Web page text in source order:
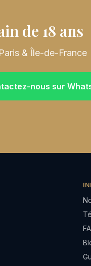
de 18 ans
& Île-de-France
nous sur